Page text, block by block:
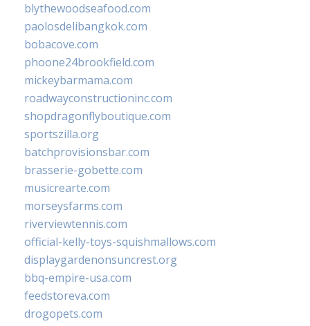
blythewoodseafood.com
paolosdelibangkok.com
bobacove.com
phoone24brookfield.com
mickeybarmama.com
roadwayconstructioninc.com
shopdragonflyboutique.com
sportszilla.org
batchprovisionsbar.com
brasserie-gobette.com
musicrearte.com
morseysfarms.com
riverviewtennis.com
official-kelly-toys-squishmallows.com
displaygardenonsuncrest.org
bbq-empire-usa.com
feedstoreva.com
drogopets.com